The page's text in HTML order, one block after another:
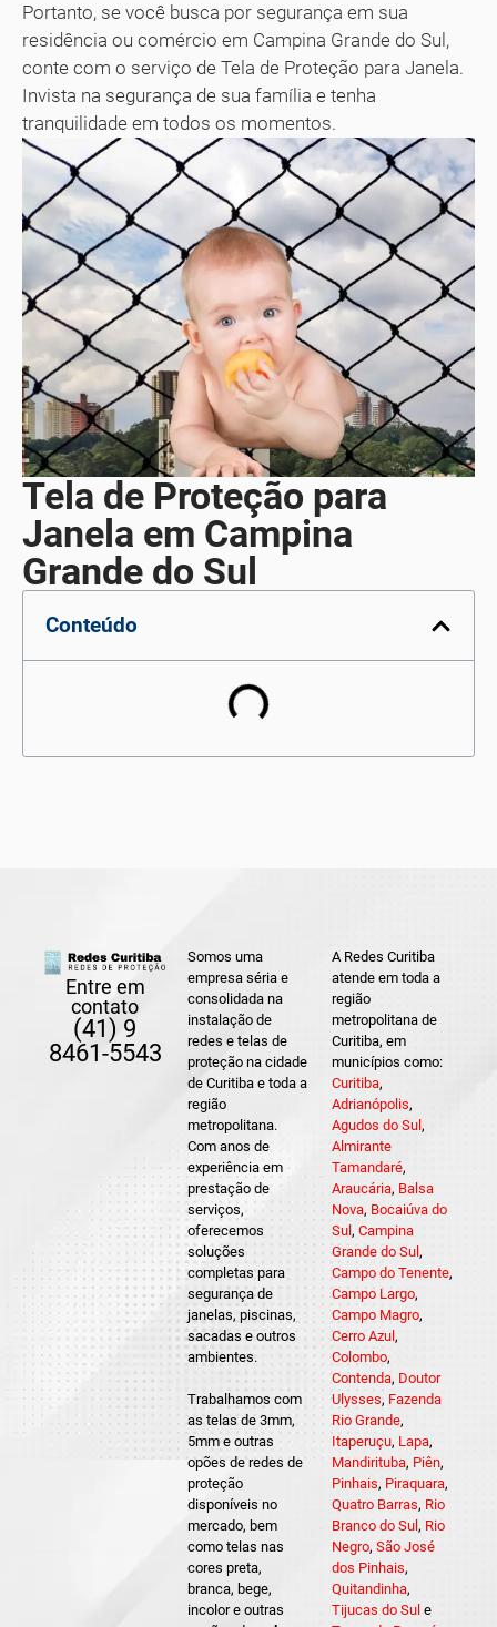
Portanto, se você busca por segurança em sua
residência ou comércio em Campina Grande do Sul,
conte com o serviço de Tela de Proteção para Janela.
Invista na segurança de sua família e tenha
tranquilidade em todos os momentos.
Tela de Proteção para
Janela em Campina
Grande do Sul
Conteúdo
Entre em
contato
(41) 9
8461-5543
Somos uma
empresa séria e
consolidada na
instalação de
redes e telas de
proteção na cidade
de Curitiba e toda a
região
metropolitana.
Com anos de
experiência em
prestação de
serviços,
oferecemos
soluções
completas para
segurança de
janelas, piscinas,
sacadas e outros
ambientes.
Trabalhamos com
as telas de 3mm,
5mm e outras
opões de redes de
proteção
disponíveis no
mercado, bem
como telas nas
cores preta,
branca, bege,
incolor e outras
A Redes Curitiba
atende em toda a
região
metropolitana de
Curitiba, em
municípios como:
Curitiba,
Adrianópolis,
Agudos do Sul ,
Almirante
Tamandaré,
Araucária, Balsa
Nova, Bocaiúva do
Sul , Campina
Grande do Sul ,
Campo do Tenente,
Campo Largo,
Campo Magro,
Cerro Azul ,
Colombo,
Contenda, Doutor
Ulysses, Fazenda
Rio Grande,
Itaperuçu, Lapa,
Mandirituba, Piên,
Pinhais, Piraquara,
Quatro Barras, Rio
Branco do Sul , Rio
Negro, São José
dos Pinhais,
Quitandinha,
Tijucas do Sul e